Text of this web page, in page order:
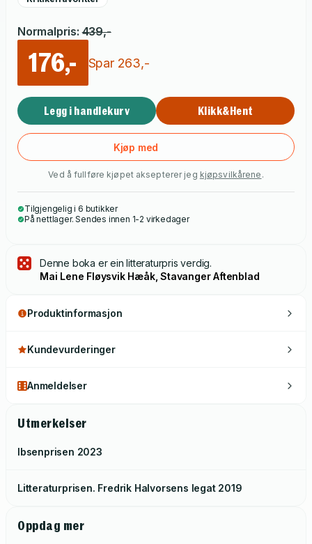
Normalpris: 439,-
176,- Spar 263,-
Legg i handlekurv Klikk&Hent
Kjøp med
Ved å fullføre kjøpet aksepterer jeg kjøpsvilkårene .
Tilgjengelig i 6 butikker
På nettlager. Sendes innen 1-2 virkedager
Denne boka er ein litteraturpris verdig.
Mai Lene Fløysvik Hæåk, Stavanger Aftenblad
Produktinformasjon
Kundevurderinger
Anmeldelser
Utmerkelser
Ibsenprisen 2023
Litteraturprisen. Fredrik Halvorsens legat2019
Oppdag mer